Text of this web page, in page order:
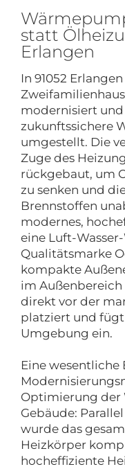
statt
Erlangen
In 91052
modernisiert und
zukunftssichere
umgestellt. Die
Zuge des
rückgebaut, um
zu senken und
Brennstoffen
modernes,
eine Luft-
Qualitätsmarke
kompakte
im
direkt vor der
platziert und
Umgebung ein.
Eine wesentliche
Optimierung der
Gebäude:
wurde das
Heizkörper
hocheffiziente